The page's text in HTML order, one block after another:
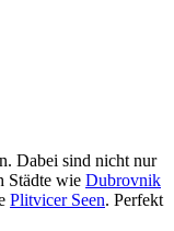
Dabei sind nicht nur
Städte wie Dubrovnik
Plitvicer Seen. Perfekt